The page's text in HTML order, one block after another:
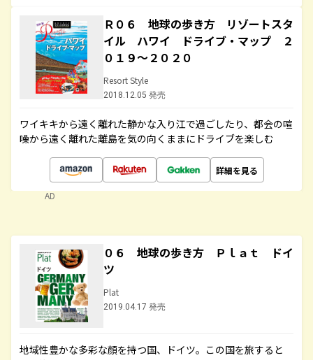
Ｒ０６ 地球の歩き方 リゾートスタ
イル ハワイ ドライブ・マップ ２
０１９～２０２０
Resort Style
2018.12.05 発売
ワイキキから遠く離れた静かな入り江で過ごしたり、都会の喧
噪から遠く離れた離島を気の向くままにドライブを楽しむ
詳細を見る
AD
０６ 地球の歩き方 Ｐｌａｔ ドイ
ツ
Plat
2019.04.17 発売
地域性豊かな多彩な顔を持つ国、ドイツ。この国を旅すると